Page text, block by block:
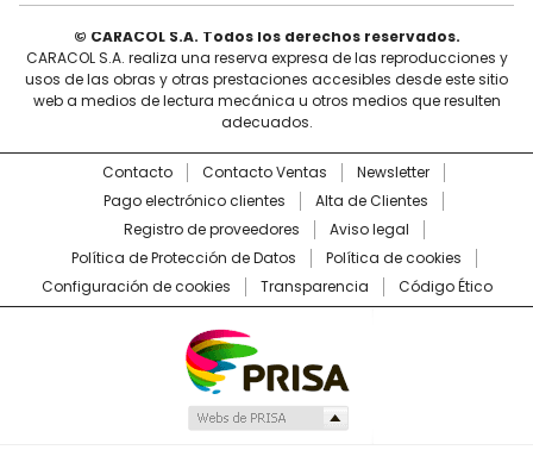
© CARACOL S.A. Todos los derechos reservados.
CARACOL S.A. realiza una reserva expresa de las reproducciones y
usos de las obras y otras prestaciones accesibles desde este sitio
web a medios de lectura mecánica u otros medios que resulten
adecuados.
Contacto Contacto Ventas
Newsletter
Pago electrónico clientes
Alta de Clientes
Registro de proveedores
Aviso legal
Política de Protección de Datos
Política de cookies
Configuración de cookies
Transparencia Código Ético